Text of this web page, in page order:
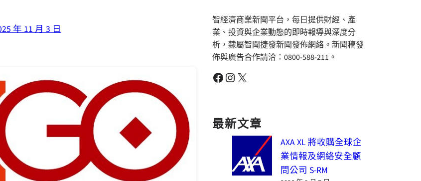
年 11 月 3 日
智經濟商業新聞平台，每日提供財經、產
業、投資與企業動態的即時報導與深度分
析，隸屬智聞捷發新聞發佈網絡。新聞稿發
佈與廣告合作請洽：0800-588-211。
Facebook Instagram X
最新文章
AXA XL 將收購全球企
業情報及網絡安全顧
問公司 S-RM